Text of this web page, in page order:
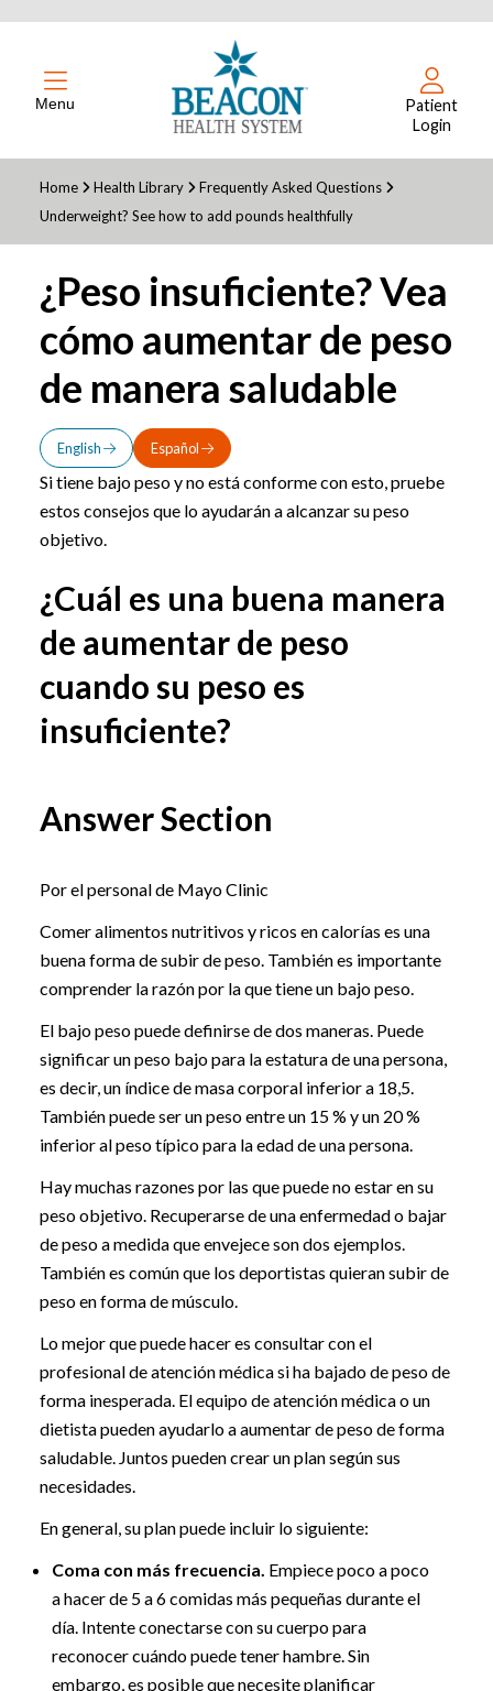
Menu
Patient
Login
Home Health Library
Frequently Asked Questions
Underweight? See how to add pounds healthfully
¿Peso insuficiente? Vea
cómo aumentar de peso
de manera saludable
English Español
Si tiene bajo peso y no está conforme con esto, pruebe
estos consejos que lo ayudarán a alcanzar su peso
objetivo.
¿Cuál es una buena manera
de aumentar de peso
cuando su peso es
insuficiente?
Answer Section
Por el personal de Mayo Clinic
Comer alimentos nutritivos y ricos en calorías es una
buena forma de subir de peso. También es importante
comprender la razón por la que tiene un bajo peso.
El bajo peso puede definirse de dos maneras. Puede
significar un peso bajo para la estatura de una persona,
es decir, un índice de masa corporal inferior a 18,5.
También puede ser un peso entre un 15 % y un 20 %
inferior al peso típico para la edad de una persona.
Hay muchas razones por las que puede no estar en su
peso objetivo. Recuperarse de una enfermedad o bajar
de peso a medida que envejece son dos ejemplos.
También es común que los deportistas quieran subir de
peso en forma de músculo.
Lo mejor que puede hacer es consultar con el
profesional de atención médica si ha bajado de peso de
forma inesperada. El equipo de atención médica o un
dietista pueden ayudarlo a aumentar de peso de forma
saludable. Juntos pueden crear un plan según sus
necesidades.
En general, su plan puede incluir lo siguiente:
Coma con más frecuencia. Empiece poco a poco
a hacer de 5 a 6 comidas más pequeñas durante el
día. Intente conectarse con su cuerpo para
reconocer cuándo puede tener hambre. Sin
embargo, es posible que necesite planificar